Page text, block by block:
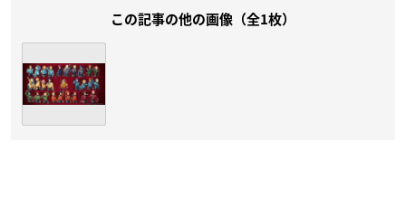
この記事の他の画像（全1枚）